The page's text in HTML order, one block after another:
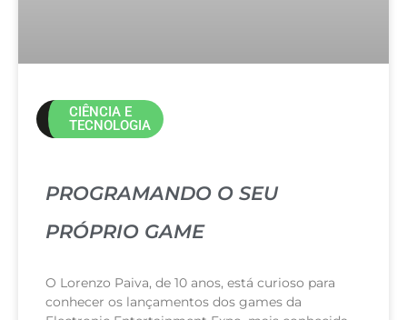
CIÊNCIA E
TECNOLOGIA
PROGRAMANDO O SEU
PRÓPRIO GAME
O Lorenzo Paiva, de 10 anos, está curioso para
conhecer os lançamentos dos games da